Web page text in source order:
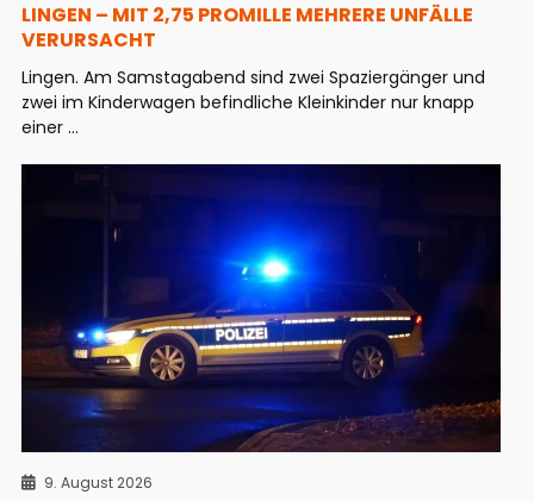
LINGEN – MIT 2,75 PROMILLE MEHRERE UNFÄLLE
VERURSACHT
Lingen. Am Samstagabend sind zwei Spaziergänger und
zwei im Kinderwagen befindliche Kleinkinder nur knapp
einer ...
9. August 2026